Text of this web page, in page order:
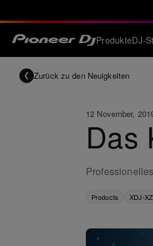
ProdukteDJ-
Zurück zu den Neuigkeiten
12 November,
Das
Products XDJ-XZ